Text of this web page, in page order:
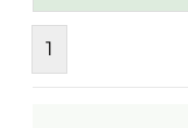
1